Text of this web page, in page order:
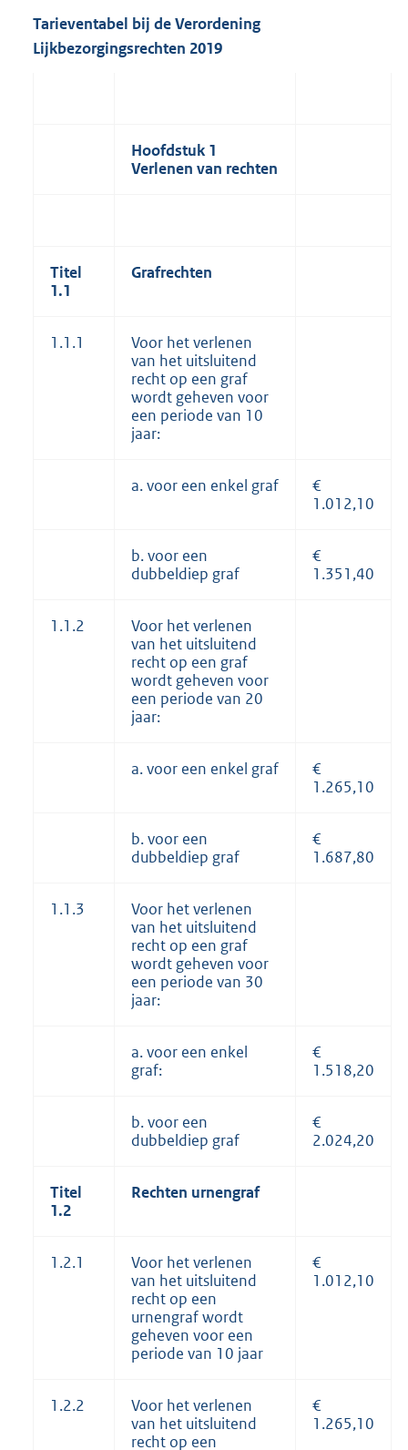
Tarieventabel bij de Verordening
Lijkbezorgingsrechten 2019
Hoofdstuk 1
Verlenen van rechten
Titel
1.1
Grafrechten
1.1.1
Voor het verlenen
van het uitsluitend
recht op een graf
wordt geheven voor
een periode van 10
jaar:
a. voor een enkel graf
€
1.012,10
b. voor een
dubbeldiep graf
€
1.351,40
1.1.2
Voor het verlenen
van het uitsluitend
recht op een graf
wordt geheven voor
een periode van 20
jaar:
a. voor een enkel graf
€
1.265,10
b. voor een
dubbeldiep graf
€
1.687,80
1.1.3
Voor het verlenen
van het uitsluitend
recht op een graf
wordt geheven voor
een periode van 30
jaar:
a. voor een enkel
graf:
€
1.518,20
b. voor een
dubbeldiep graf
€
2.024,20
Titel
1.2
Rechten urnengraf
1.2.1
Voor het verlenen
van het uitsluitend
recht op een
urnengraf wordt
geheven voor een
periode van 10 jaar
€
1.012,10
1.2.2
Voor het verlenen
van het uitsluitend
recht op een
€
1.265,10